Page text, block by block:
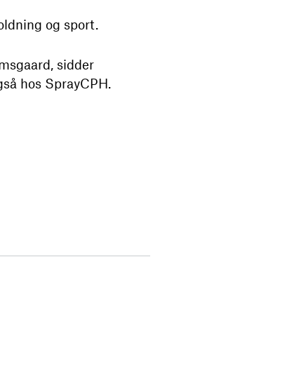
og sport.
sidder
hos SprayCPH.